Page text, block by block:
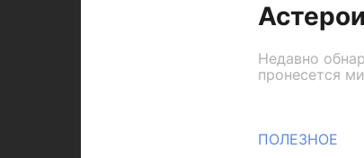
Недавно
пронесется
ПОЛЕЗНОЕ